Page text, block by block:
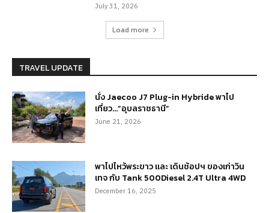
July 31, 2026
Load more
TRAVEL UPDATE
นั่ง Jaecoo J7 Plug-in Hybride พาไป
เที่ยว…”อุบลราชธานี”
June 21, 2026
พาไปไหว้พระขาว และ เดินช้อปฯ ของเก่าวิน
เทจ กับ Tank 500Diesel 2.4T Ultra 4WD
December 16, 2025